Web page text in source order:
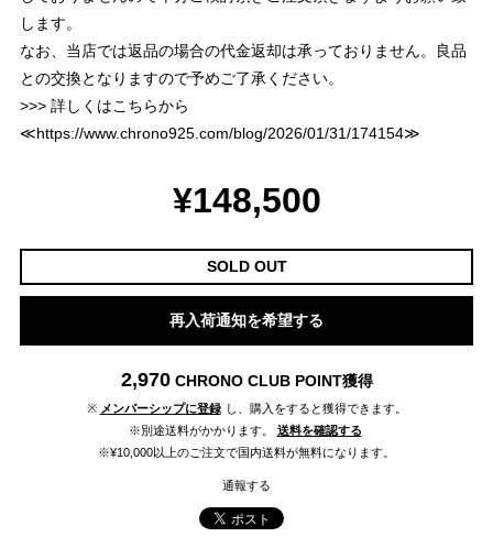
します。
なお、当店では返品の場合の代金返却は承っておりません。良品
との交換となりますので予めご了承ください。
>>> 詳しくはこちらから
≪https://www.chrono925.com/blog/2026/01/31/174154≫
¥148,500
SOLD OUT
再入荷通知を希望する
2,970 CHRONO CLUB POINT獲得
※ メンバーシップに登録 し、購入をすると獲得できます。
※別途送料がかかります。
送料を確認する
※¥10,000以上のご注文で国内送料が無料になります。
通報する